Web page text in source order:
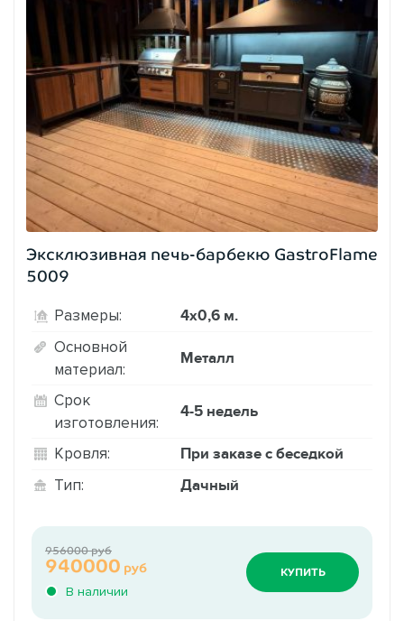
Эксклюзивная печь-барбекю GastroFlame
5009
Размеры: 4х0,6 м.
Основной
материал:
Металл
Срок
изготовления:
4-5 недель
Кровля: При заказе с беседкой
Тип: Дачный
В наличии
940000 руб
956000 руб
КУПИТЬ